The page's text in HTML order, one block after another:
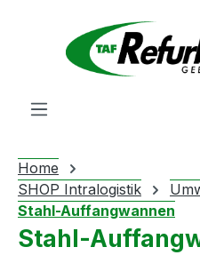
Zum Hauptinhalt springen
Home
SHOP Intralogistik
Stahl-Auffangwannen
Stahl-